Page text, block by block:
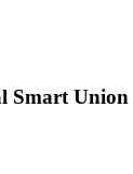
Smart Union